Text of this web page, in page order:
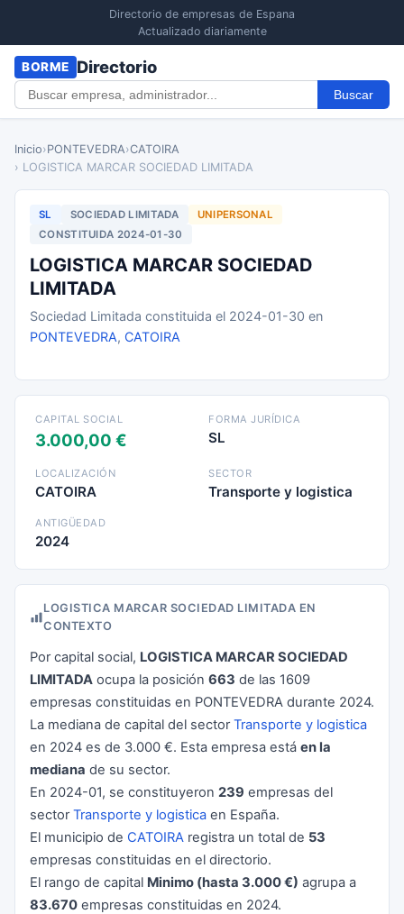
Directorio de empresas de Espana
Actualizado diariamente
BORME Directorio
Buscar
Inicio›PONTEVEDRA›CATOIRA
› LOGISTICA MARCAR SOCIEDAD LIMITADA
SL SOCIEDAD LIMITADA
UNIPERSONAL
CONSTITUIDA 2024-01-30
LOGISTICA MARCAR SOCIEDAD
LIMITADA
Sociedad Limitada constituida el 2024-01-30 en
PONTEVEDRA, CATOIRA
CAPITAL SOCIAL
3.000,00 €
FORMA JURÍDICA
SL
LOCALIZACIÓN
CATOIRA
SECTOR
Transporte y logistica
ANTIGÜEDAD
2024
LOGISTICA MARCAR SOCIEDAD LIMITADA EN
CONTEXTO
Por capital social, LOGISTICA MARCAR SOCIEDAD
LIMITADA ocupa la posición 663 de las 1609
empresas constituidas en PONTEVEDRA durante 2024.
La mediana de capital del sectorTransporte y logistica
en 2024 es de 3.000 €. Esta empresa está en la
mediana de su sector.
En 2024-01, se constituyeron 239 empresas del
sectorTransporte y logistica en España.
El municipio de CATOIRA registra un total de 53
empresas constituidas en el directorio.
El rango de capital Minimo (hasta 3.000 €) agrupa a
83.670 empresas constituidas en 2024.